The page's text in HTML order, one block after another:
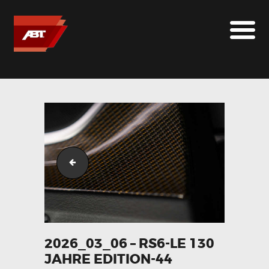
ABT SPORTSLINE FRANCE
MARQUES
LE SUR-MESURE
ABT
CONTACT
2026_03_06 - RS6-LE 130 Jahre Edition-43
2026_03_06 – RS6-LE 130
JAHRE EDITION-44